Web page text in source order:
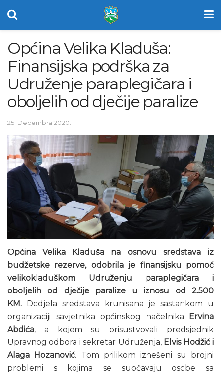
Općina Velika Kladuša:
Finansijska podrška za
Udruženje paraplegičara i
oboljelih od dječije paralize
25. Decembra 2020.
Općina Velika Kladuša na osnovu sredstava iz
budžetske rezerve, odobrila je finansijsku pomoć
velikokladuškom Udruženju paraplegičara i
oboljelih od dječije paralize u iznosu od 2.500
KM. Dodjela sredstava krunisana je sastankom u
organizaciji savjetnika općinskog načelnika
Ervina
Abdića, a kojem su prisustvovali predsjednik
Upravnog odbora i sekretar Udruženja, Elvis Hodžić i
Alaga Hozanović. Tom prilikom iznešeni su brojni
problemi s kojima se suočavaju osobe sa